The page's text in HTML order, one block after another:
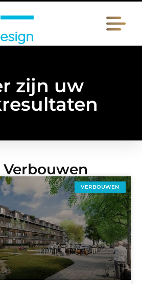
zijn uw
VERBOUWEN